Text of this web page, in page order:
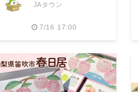
JAタウン
7/16 17:00